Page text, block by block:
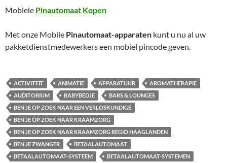
Mobiele Pinautomaat Kopen
Met onze Mobile Pinautomaat-apparaten kunt u nu al uw
pakketdienstmedewerkers een mobiel pincode geven.
ACTIVITEIT ANIMATIE APPARATUUR
AROMATHERAPIE
AUDITORIUM
BABYBEDJE
BARS & LOUNGES
BEN JE OP ZOEK NAAR EEN VERLOSKUNDIGE
BEN JE OP ZOEK NAAR KRAAMZORG
BEN JE OP ZOEK NAAR KRAAMZORG REGIO HAAGLANDEN
BEN JE ZWANGER
BETAALAUTOMAAT
BETAALAUTOMAAT-SYSTEEM
BETAALAUTOMAAT-SYSTEMEN